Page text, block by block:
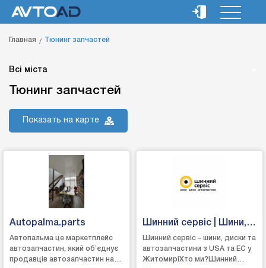
Главная Тюнинг запчастей
Всі міста
Тюнинг запчастей
Показать на карте
Autopalma.parts
Автопальма це маркетплейс
автозапчастин, який об’єднує
продавців автозапчастин на
Шинний сервіс | Шини,
диски, запчастини
Житомир
Шинний сервіс – шини, диски та
автозапчастини з USA та EC у
ЖитомиріХто ми?Шинний